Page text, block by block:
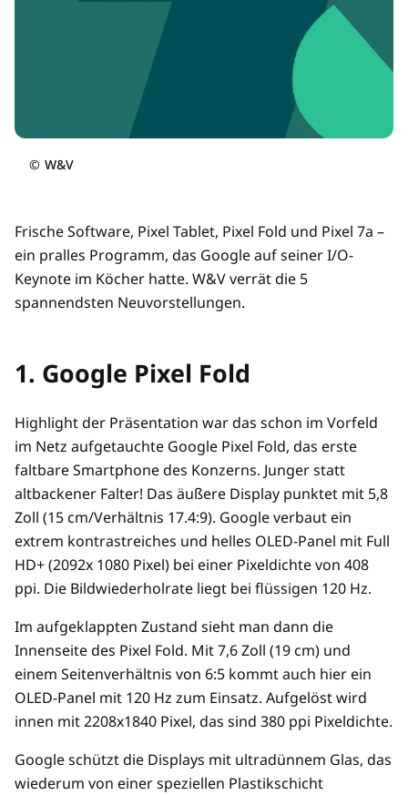
© W&V
Frische Software, Pixel Tablet, Pixel Fold und Pixel 7a –
ein pralles Programm, das Google auf seiner I/O-
Keynote im Köcher hatte. W&V verrät die 5
spannendsten Neuvorstellungen.
1. Google Pixel Fold
Highlight der Präsentation war das schon im Vorfeld
im Netz aufgetauchte Google Pixel Fold, das erste
faltbare Smartphone des Konzerns. Junger statt
altbackener Falter! Das äußere Display punktet mit 5,8
Zoll (15 cm/Verhältnis 17.4:9). Google verbaut ein
extrem kontrastreiches und helles OLED-Panel mit Full
HD+ (2092x 1080 Pixel) bei einer Pixeldichte von 408
ppi. Die Bildwiederholrate liegt bei flüssigen 120 Hz.
Im aufgeklappten Zustand sieht man dann die
Innenseite des Pixel Fold. Mit 7,6 Zoll (19 cm) und
einem Seitenverhältnis von 6:5 kommt auch hier ein
OLED-Panel mit 120 Hz zum Einsatz. Aufgelöst wird
innen mit 2208x1840 Pixel, das sind 380 ppi Pixeldichte.
Google schützt die Displays mit ultradünnem Glas, das
wiederum von einer speziellen Plastikschicht